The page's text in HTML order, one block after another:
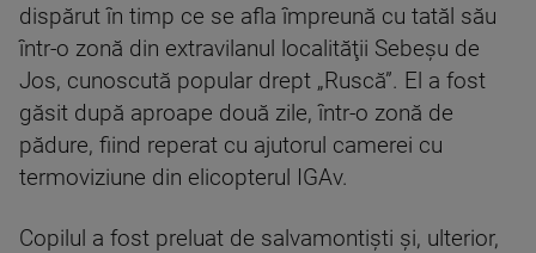
dispărut în timp ce se afla împreună cu tatăl său
într-o zonă din extravilanul localităţii Sebeşu de
Jos, cunoscută popular drept „Ruscă”. El a fost
găsit după aproape două zile, într-o zonă de
pădure, fiind reperat cu ajutorul camerei cu
termoviziune din elicopterul IGAv.
Copilul a fost preluat de salvamontişti şi, ulterior,